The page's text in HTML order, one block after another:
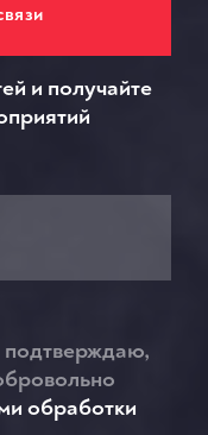
и получайте
обработки